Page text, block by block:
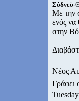
Σύδνεϋ-
Με την
ενός να
στην
Nέος
Γράφει